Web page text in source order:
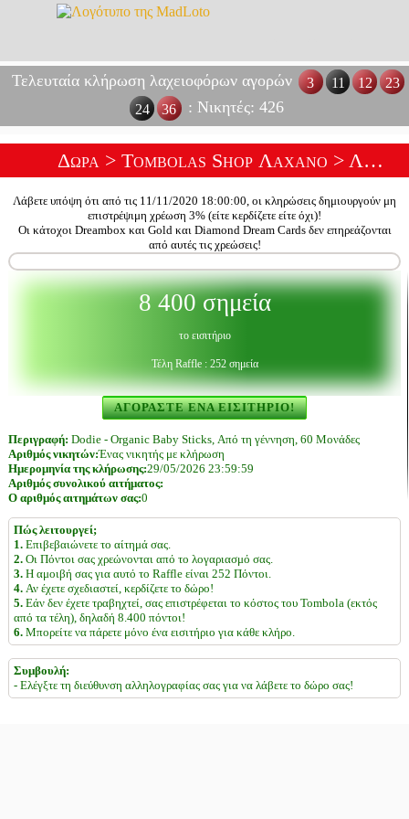
Τελευταία κλήρωση λαχειοφόρων αγορών 3 11 12
23
24
36 : Νικητές: 426
Δώρα > Tombolas Shop Λάχανο > Λοταρία Ένα Dodie Baby Fly
Λάβετε υπόψη ότι από τις 11/11/2020 18:00:00, οι κληρώσεις δημιουργούν μη
επιστρέψιμη χρέωση 3% (είτε κερδίζετε είτε όχι)!
Οι κάτοχοι Dreambox και Gold και Diamond Dream Cards δεν επηρεάζονται
από αυτές τις χρεώσεις!
8 400 σημεία
το εισιτήριο
Τέλη Raffle : 252 σημεία
ΑΓΟΡΆΣΤΕ ΈΝΑ ΕΙΣΙΤΉΡΙΟ!
Περιγραφή: Dodie - Organic Baby Sticks, Από τη γέννηση, 60 Μονάδες
Αριθμός νικητών:Ένας νικητής με κλήρωση
Ημερομηνία της κλήρωσης:29/05/2026 23:59:59
Αριθμός συνολικού αιτήματος:
Ο αριθμός αιτημάτων σας:0
Πώς λειτουργεί;
1.Επιβεβαιώνετε το αίτημά σας.
2.Οι Πόντοι σας χρεώνονται από το λογαριασμό σας.
3.Η αμοιβή σας για αυτό το Raffle είναι 252 Πόντοι.
4.Αν έχετε σχεδιαστεί, κερδίζετε το δώρο!
5.Εάν δεν έχετε τραβηχτεί, σας επιστρέφεται το κόστος του Tombola (εκτός
από τα τέλη), δηλαδή 8.400 πόντοι!
6.Μπορείτε να πάρετε μόνο ένα εισιτήριο για κάθε κλήρο.
Συμβουλή:
- Ελέγξτε τη διεύθυνση αλληλογραφίας σας για να λάβετε το δώρο σας!